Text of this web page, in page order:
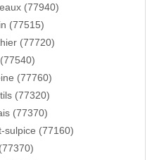
(77940)
(77515)
(77720)
(77760)
(77320)
(77370)
sulpice (77160)